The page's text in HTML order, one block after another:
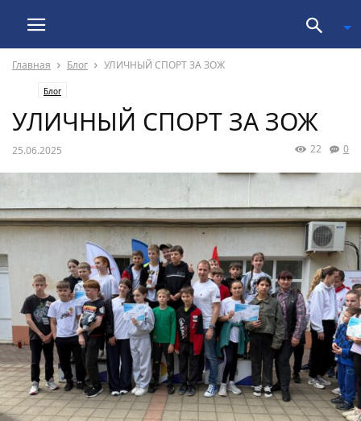
Главная Блог УЛИЧНЫЙ СПОРТ ЗА ЗОЖ
Блог
УЛИЧНЫЙ СПОРТ ЗА ЗОЖ
25.06.2025 0
22